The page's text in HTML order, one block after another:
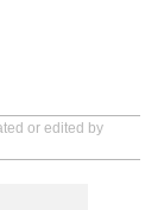
or edited by